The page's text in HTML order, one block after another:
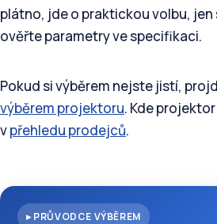
plátno, jde o praktickou volbu, jen
ověřte parametry ve specifikaci.
Pokud si výběrem nejste jistí,
výběrem projektoru. Kde
vpřehledu prodejců.
▸ PRŮVODCE VÝBĚREM